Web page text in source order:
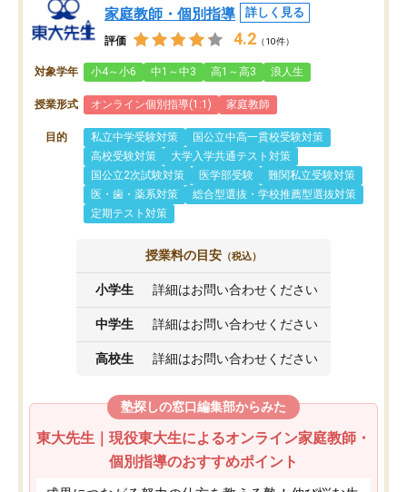
家庭教師・個別指導
詳しく見る
評価 4.2 （10件）
対象学年 小4～小6 中1～中3 高1～高3 浪人生
授業形式 オンライン個別指導(1:1) 家庭教師
目的 私立中学受験対策
国公立中高一貫校受験対策
高校受験対策
大学入学共通テスト対策
国公立2次試験対策
医学部受験
難関私立受験対策
医・歯・薬系対策
総合型選抜・学校推薦型選抜対策
定期テスト対策
授業料の目安 （税込）
小学生 詳細はお問い合わせください
中学生 詳細はお問い合わせください
高校生 詳細はお問い合わせください
塾探しの窓口編集部からみた
東大先生｜現役東大生によるオンライン家庭教師・
個別指導のおすすめポイント